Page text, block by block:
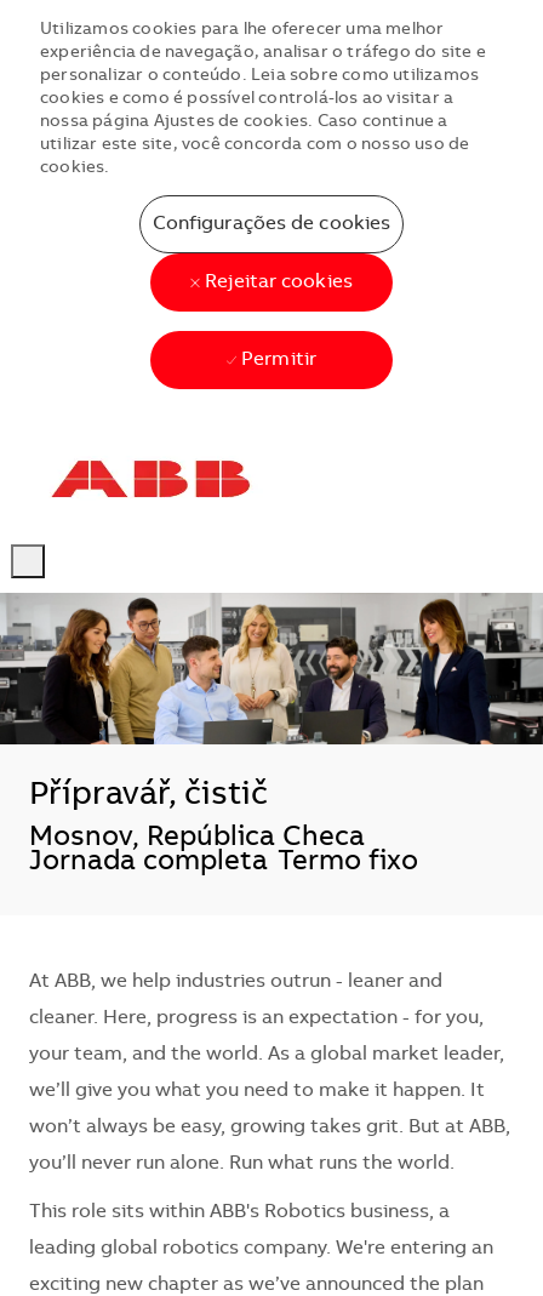
Utilizamos cookies para lhe oferecer uma melhor
experiência de navegação, analisar o tráfego do site e
personalizar o conteúdo. Leia sobre como utilizamos
cookies e como é possível controlá-los ao visitar a
nossa página Ajustes de cookies. Caso continue a
utilizar este site, você concorda com o nosso uso de
cookies.
Configurações de cookies
Rejeitar cookies
Permitir
Přípravář, čistič
Localização
Mosnov, República Checa
Jornada completa Termo fixo
At ABB, we help industries outrun - leaner and
cleaner. Here, progress is an expectation - for you,
your team, and the world. As a global market leader,
we’ll give you what you need to make it happen. It
won’t always be easy, growing takes grit. But at ABB,
you’ll never run alone. Run what runs the world.
This role sits within ABB's Robotics business, a
leading global robotics company. We're entering an
exciting new chapter as we’ve announced the plan